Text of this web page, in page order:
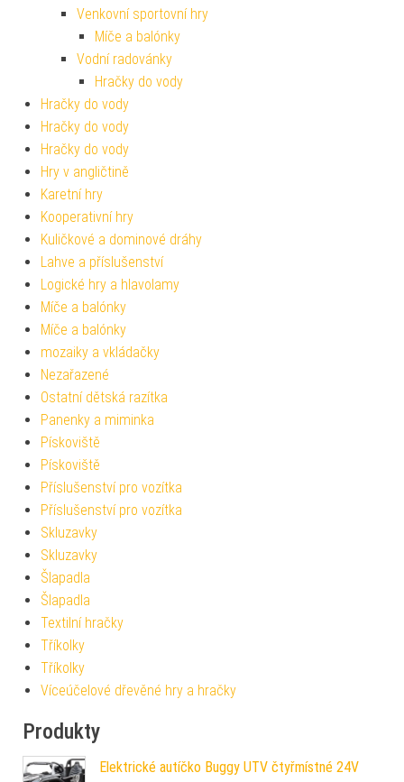
Venkovní sportovní hry
Míče a balónky
Vodní radovánky
Hračky do vody
Hračky do vody
Hračky do vody
Hračky do vody
Hry v angličtině
Karetní hry
Kooperativní hry
Kuličkové a dominové dráhy
Lahve a příslušenství
Logické hry a hlavolamy
Míče a balónky
Míče a balónky
mozaiky a vkládačky
Nezařazené
Ostatní dětská razítka
Panenky a miminka
Pískoviště
Pískoviště
Příslušenství pro vozítka
Příslušenství pro vozítka
Skluzavky
Skluzavky
Šlapadla
Šlapadla
Textilní hračky
Tříkolky
Tříkolky
Víceúčelové dřevěné hry a hračky
Produkty
Elektrické autíčko Buggy UTV čtyřmístné 24V